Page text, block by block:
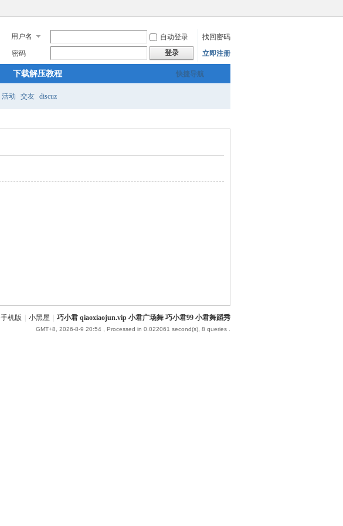
用户名 自动登录
找回密码
密码
登录 立即注册
快捷导航
下载解压教程
活动 交友 discuz
手机版 小黑屋 巧小君 qiaoxiaojun.vip 小君广场舞 巧小君99 小君舞蹈秀
GMT+8, 2026-8-9 20:54 , Processed in 0.022061 second(s), 8 queries .